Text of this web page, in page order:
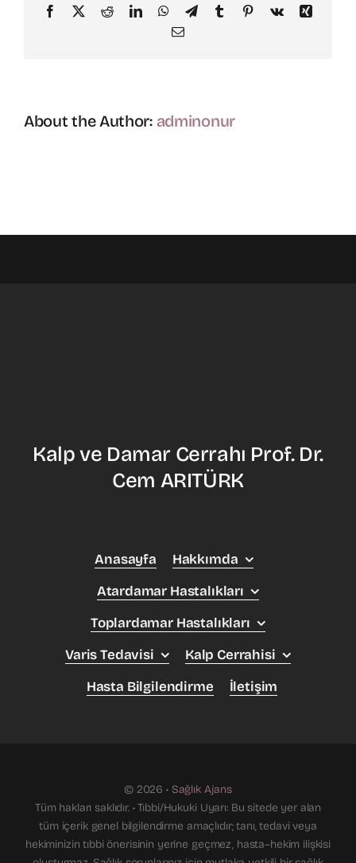
Facebook
X RedditLinkedInWhatsApp
TelegramTumblr PinterestVk
Xing
Email
About the Author: adminonur
Kalp ve Damar Cerrahı Prof. Dr.
Cem ARITÜRK
Anasayfa
Hakkımda
Atardamar Hastalıkları
Toplardamar Hastalıkları
Varis Tedavisi
Kalp Cerrahisi
Hasta Bilgilendirme
İletişim
© 2026 • Sağlık Ajans
Tüm hakları saklıdır. • Tıbbi/Hukuki Uyarı: Bu sitede yer alan
tüm içerik genel bilgilendirme amaçlıdır; tanı, tedavi veya
hekiminizin tıbbi önerisinin yerine geçmez, hasta–hekim ilişkisi